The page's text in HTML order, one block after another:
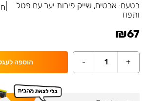
בטעם: אבטיח, שייק פירות יער עם פטל
ותפוז
₪67
+
1
- הוספה